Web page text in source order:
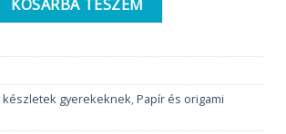
KOSÁRBA TESZEM
készletek gyerekeknek,Papír és origami